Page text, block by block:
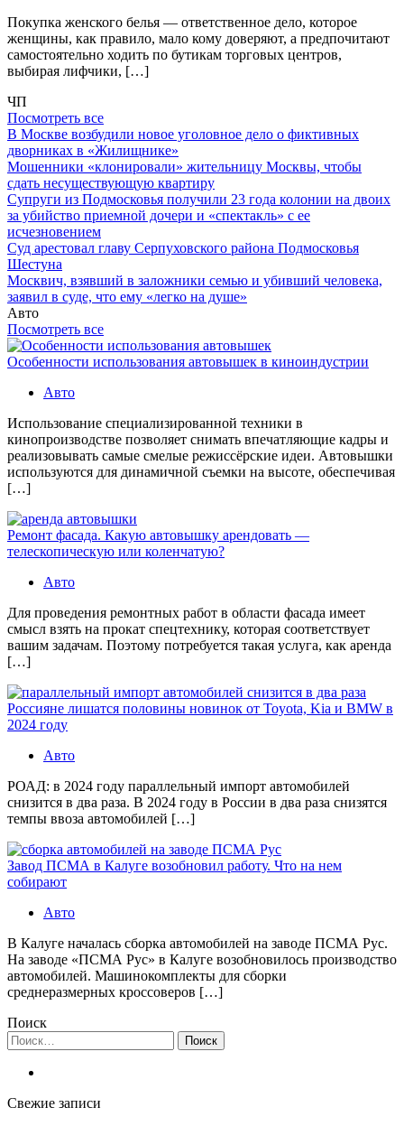
Покупка женского белья — ответственное дело, которое
женщины, как правило, мало кому доверяют, а предпочитают
самостоятельно ходить по бутикам торговых центров,
выбирая лифчики, […]
ЧП
Посмотреть все
В Москве возбудили новое уголовное дело о фиктивных
дворниках в «Жилищнике»
Мошенники «клонировали» жительницу Москвы, чтобы
сдать несуществующую квартиру
Супруги из Подмосковья получили 23 года колонии на двоих
за убийство приемной дочери и «спектакль» с ее
исчезновением
Суд арестовал главу Серпуховского района Подмосковья
Шестуна
Москвич, взявший в заложники семью и убивший человека,
заявил в суде, что ему «легко на душе»
Авто
Посмотреть все
Особенности использования автовышек в киноиндустрии
Авто
Использование специализированной техники в
кинопроизводстве позволяет снимать впечатляющие кадры и
реализовывать самые смелые режиссёрские идеи. Автовышки
используются для динамичной съемки на высоте, обеспечивая
[…]
Ремонт фасада. Какую автовышку арендовать —
телескопическую или коленчатую?
Авто
Для проведения ремонтных работ в области фасада имеет
смысл взять на прокат спецтехнику, которая соответствует
вашим задачам. Поэтому потребуется такая услуга, как аренда
[…]
Россияне лишатся половины новинок от Toyota, Kia и BMW в
2024 году
Авто
РОАД: в 2024 году параллельный импорт автомобилей
снизится в два раза. В 2024 году в России в два раза снизятся
темпы ввоза автомобилей […]
Завод ПСМА в Калуге возобновил работу. Что на нем
собирают
Авто
В Калуге началась сборка автомобилей на заводе ПСМА Рус.
На заводе «ПСМА Рус» в Калуге возобновилось производство
автомобилей. Машинокомплекты для сборки
среднеразмерных кроссоверов […]
Поиск
Найти:
Свежие записи